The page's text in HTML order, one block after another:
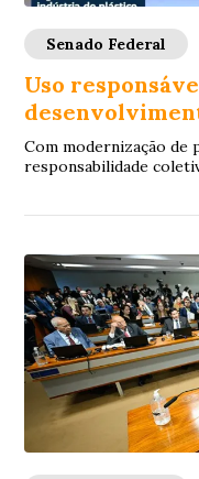
Senado Federal
Uso
Com modernização de
responsabilidade